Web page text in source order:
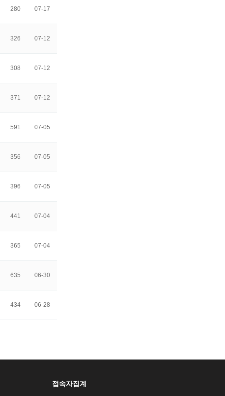
280 07-17
326 07-12
308 07-12
371 07-12
591 07-05
356 07-05
396 07-05
441 07-04
365 07-04
635 06-30
434 06-28
접속자집계